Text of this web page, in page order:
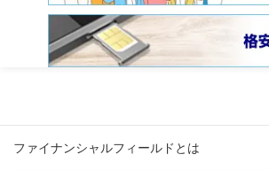
ファイナンシャルフィールドとは